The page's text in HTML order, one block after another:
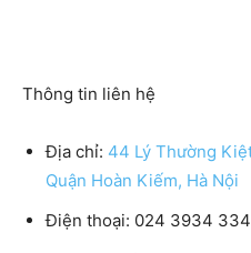
Thông tin liên hệ
Địa chỉ: 44 Lý Thường
Quận Hoàn Kiếm, Hà Nội
Điện thoại: 024 3934